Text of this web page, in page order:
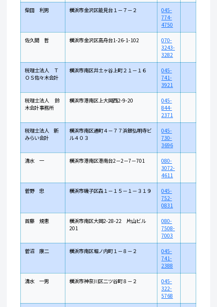
柴田 利男 横浜市金沢区能見台１－７－２
045-
774-
4750
佐久間 哲 横浜市金沢区高舟台1-26-1-102
070-
3243-
3282
税理士法人 Ｔ
ＯＳ佐々木会計
横浜市南区井土ヶ谷上町２１－１６
045-
741-
3921
税理士法人 鈴
木会計事務所
横浜市港南区上大岡西2-9-20
045-
844-
2371
税理士法人 新
みらい会計
横浜市南区通町４－７７浜銀弘明寺ビ
ル４０３
045-
730-
3696
清水 一 横浜市港南区港南台2－2－7－701
080-
3072-
4611
菅野 忠 横浜市磯子区森１－１５－１－３１９
045-
752-
0831
首藤 規恵
横浜市南区大岡2-28-22 片山ビル
201
080-
7508-
7003
菅沼 康二 横浜市南区堀ノ内町１－８－２
045-
741-
2388
清水 一男 横浜市神奈川区二ツ谷町８－２
045-
322-
5768